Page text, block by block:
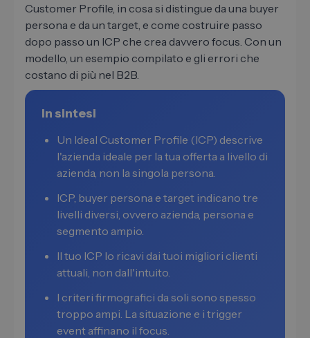
Customer Profile, in cosa si distingue da una buyer
persona e da un target, e come costruire passo
dopo passo un ICP che crea davvero focus. Con un
modello, un esempio compilato e gli errori che
costano di più nel B2B.
In sintesi
Un Ideal Customer Profile (ICP) descrive
l'azienda ideale per la tua offerta a livello di
azienda, non la singola persona.
ICP, buyer persona e target indicano tre
livelli diversi, ovvero azienda, persona e
segmento ampio.
Il tuo ICP lo ricavi dai tuoi migliori clienti
attuali, non dall'intuito.
I criteri firmografici da soli sono spesso
troppo ampi. La situazione e i trigger
event affinano il focus.